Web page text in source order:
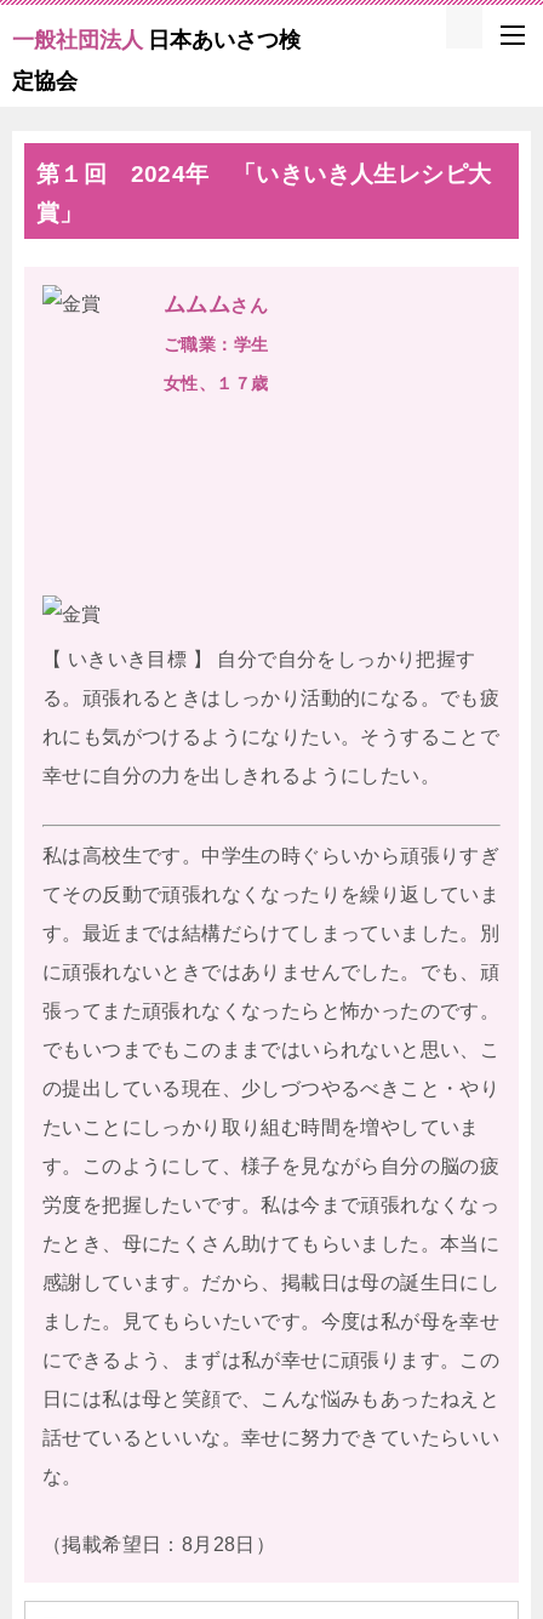
一般社団法人 日本あいさつ検
定協会
第１回 2024年 「いきいき人生レシピ大
賞」
ムムムさん
ご職業：学生
女性、１７歳
【 いきいき目標 】 自分で自分をしっかり把握す
る。頑張れるときはしっかり活動的になる。でも疲
れにも気がつけるようになりたい。そうすることで
幸せに自分の力を出しきれるようにしたい。
私は高校生です。中学生の時ぐらいから頑張りすぎ
てその反動で頑張れなくなったりを繰り返していま
す。最近までは結構だらけてしまっていました。別
に頑張れないときではありませんでした。でも、頑
張ってまた頑張れなくなったらと怖かったのです。
でもいつまでもこのままではいられないと思い、こ
の提出している現在、少しづつやるべきこと・やり
たいことにしっかり取り組む時間を増やしていま
す。このようにして、様子を見ながら自分の脳の疲
労度を把握したいです。私は今まで頑張れなくなっ
たとき、母にたくさん助けてもらいました。本当に
感謝しています。だから、掲載日は母の誕生日にし
ました。見てもらいたいです。今度は私が母を幸せ
にできるよう、まずは私が幸せに頑張ります。この
日には私は母と笑顔で、こんな悩みもあったねえと
話せているといいな。幸せに努力できていたらいい
な。
（掲載希望日：8月28日）